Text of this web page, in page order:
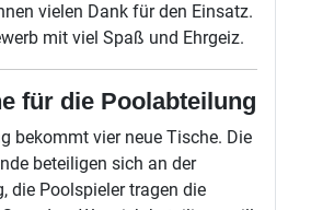
vielen Dank für den Einsatz.
mit viel Spaß und Ehrgeiz.
für die Poolabteilung
bekommt vier neue Tische. Die
beteiligen sich an der
die Poolspieler tragen die